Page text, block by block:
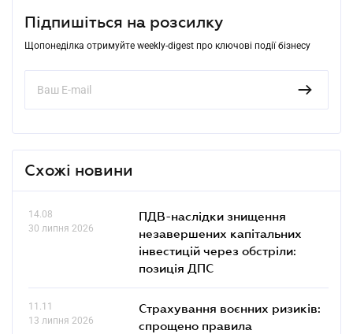
Підпишіться на розсилку
Щопонеділка отримуйте weekly-digest про ключові події бізнесу
Схожі новини
14.08
30 липня 2026
ПДВ-наслідки знищення
незавершених капітальних
інвестицій через обстріли:
позиція ДПС
11.11
13 липня 2026
Страхування воєнних ризиків:
спрощено правила